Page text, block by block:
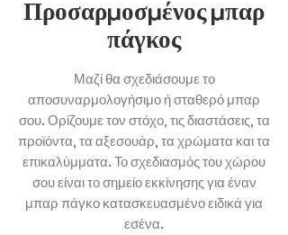
Προσαρμοσμένοςμπαρ
πάγκος
Μαζί θα σχεδιάσουμε το
αποσυναρμολογήσιμο ή σταθερό μπαρ
σου. Ορίζουμε τον στόχο, τις διαστάσεις, τα
προϊόντα, τα αξεσουάρ, τα χρώματα και τα
επικαλύμματα. Το σχεδιασμός του χώρου
σου είναι το σημείο εκκίνησης για έναν
μπαρ πάγκο κατασκευασμένο ειδικά για
εσένα.